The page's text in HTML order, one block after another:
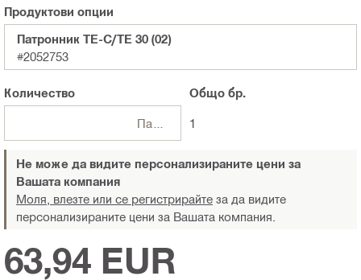
Продуктови опции
Патронник TE-C/TE 30 (02)
#2052753
Количество Общо бр.
1
Не може да видите персонализираните цени за
Вашата компания
Моля, влезте или се регистрирайте за да видите
персонализираните цени за Вашата компания.
63,94 EUR